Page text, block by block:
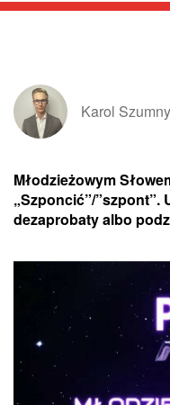
Karol Szumny
Młodzieżowym
„Szponcić”/”szpont”.
dezaprobaty albo